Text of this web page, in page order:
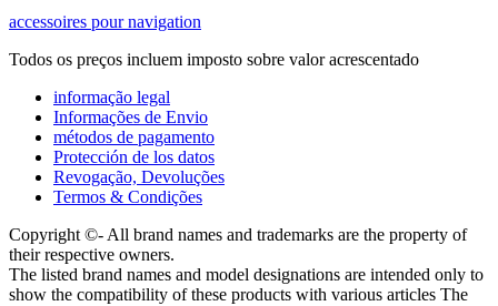
accessoires pour navigation
Todos os preços incluem imposto sobre valor acrescentado
informação legal
Informações de Envio
métodos de pagamento
Protección de los datos
Revogação, Devoluções
Termos & Condições
Copyright ©- All brand names and trademarks are the property of
their respective owners.
The listed brand names and model designations are intended only to
show the compatibility of these products with various articles The